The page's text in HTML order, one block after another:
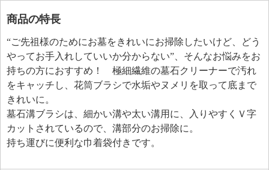
商品の特長
“ご先祖様のためにお墓をきれいにお掃除したいけど、どう
やってお手入れしていいか分からない”、そんなお悩みをお
持ちの方におすすめ！ 極細繊維の墓石クリーナーで汚れ
をキャッチし、花筒ブラシで水垢やヌメリを取って底まで
きれいに。
墓石溝ブラシは、細かい溝や太い溝用に、入りやすくＶ字
カットされているので、溝部分のお掃除に。
持ち運びに便利な巾着袋付きです。